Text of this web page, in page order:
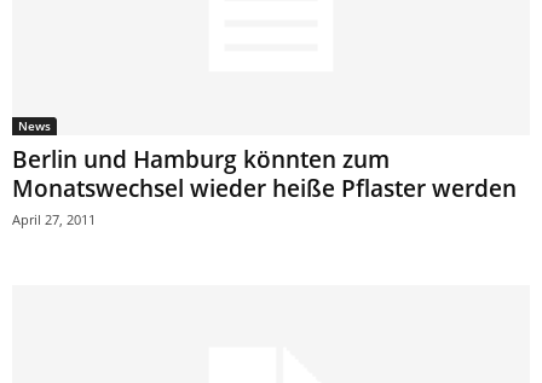
News
Berlin und Hamburg könnten zum
Monatswechsel wieder heiße Pflaster werden
April 27, 2011